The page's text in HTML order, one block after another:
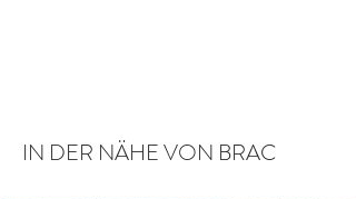
IN DER NÄHE VON BRAC